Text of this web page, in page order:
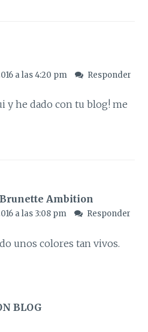
a las 4:20 pm Responder
y he dado con tu blog! me
Ambition
a las 3:08 pm Responder
unos colores tan vivos.
BLOG